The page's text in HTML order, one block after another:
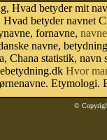
Hvad betyder mit
betyder navnet
fornavne, navne
navne,
Chana statistik,
Hvor
©